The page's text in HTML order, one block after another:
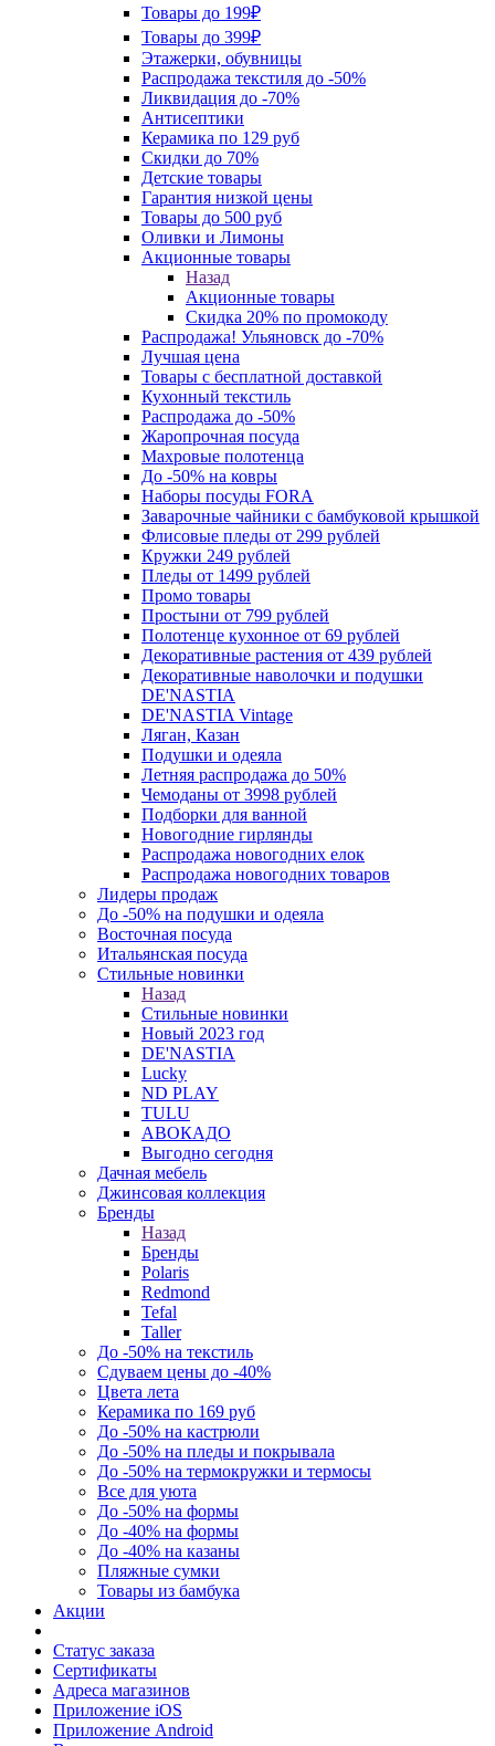
Товары до 199₽
Товары до 399₽
Этажерки, обувницы
Распродажа текстиля до -50%
Ликвидация до -70%
Антисептики
Керамика по 129 руб
Скидки до 70%
Детские товары
Гарантия низкой цены
Товары до 500 руб
Оливки и Лимоны
Акционные товары
Назад
Акционные товары
Скидка 20% по промокоду
Распродажа! Ульяновск до -70%
Лучшая цена
Товары с бесплатной доставкой
Кухонный текстиль
Распродажа до -50%
Жаропрочная посуда
Махровые полотенца
До -50% на ковры
Наборы посуды FORA
Заварочные чайники с бамбуковой крышкой
Флисовые пледы от 299 рублей
Кружки 249 рублей
Пледы от 1499 рублей
Промо товары
Простыни от 799 рублей
Полотенце кухонное от 69 рублей
Декоративные растения от 439 рублей
Декоративные наволочки и подушки
DE'NASTIA
DE'NASTIA Vintage
Ляган, Казан
Подушки и одеяла
Летняя распродажа до 50%
Чемоданы от 3998 рублей
Подборки для ванной
Новогодние гирлянды
Распродажа новогодних елок
Распродажа новогодних товаров
Лидеры продаж
До -50% на подушки и одеяла
Восточная посуда
Итальянская посуда
Стильные новинки
Назад
Стильные новинки
Новый 2023 год
DE'NASTIA
Lucky
ND PLAY
TULU
АВОКАДО
Выгодно сегодня
Дачная мебель
Джинсовая коллекция
Бренды
Назад
Бренды
Polaris
Redmond
Tefal
Taller
До -50% на текстиль
Сдуваем цены до -40%
Цвета лета
Керамика по 169 руб
До -50% на кастрюли
До -50% на пледы и покрывала
До -50% на термокружки и термосы
Все для уюта
До -50% на формы
До -40% на формы
До -40% на казаны
Пляжные сумки
Товары из бамбука
Акции
Статус заказа
Сертификаты
Адреса магазинов
Приложение iOS
Приложение Android